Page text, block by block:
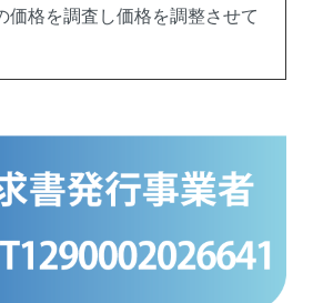
価格を調査し価格を調整させて